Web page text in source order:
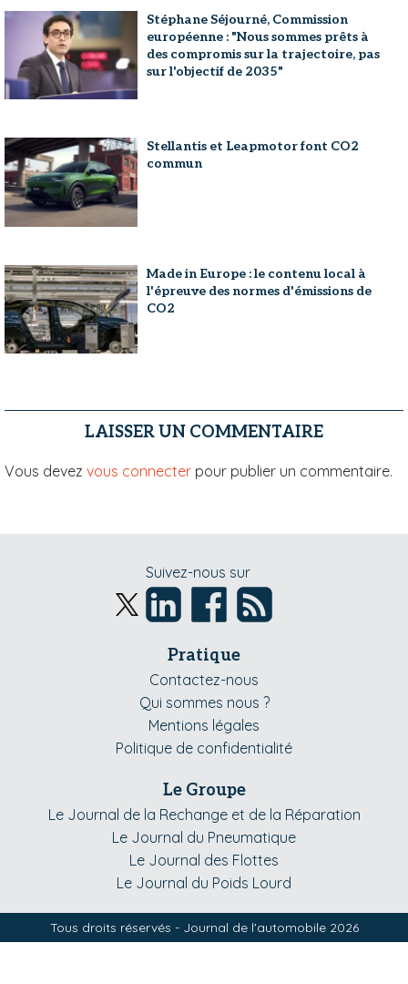
Stéphane Séjourné, Commission
européenne : "Nous sommes prêts à
des compromis sur la trajectoire, pas
sur l'objectif de 2035"
Stellantis et Leapmotor font CO2
commun
Made in Europe : le contenu local à
l'épreuve des normes d'émissions de
CO2
LAISSER UN COMMENTAIRE
Vous devez vous connecter pour publier un commentaire.
Suivez-nous sur
Pratique
Contactez-nous
Qui sommes nous ?
Mentions légales
Politique de confidentialité
Le Groupe
Le Journal de la Rechange et de la Réparation
Le Journal du Pneumatique
Le Journal des Flottes
Le Journal du Poids Lourd
Tous droits réservés - Journal de l'automobile 2026